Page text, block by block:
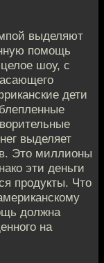
выделяют
помощь
шоу, с
дети
выделяет
Это миллионы
эти деньги
продукты. Что
должна
на